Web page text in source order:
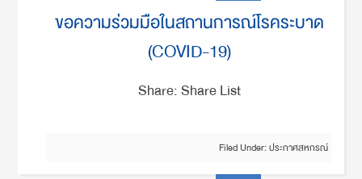
ขอความร่วมมือในสถานการณ์โรคระบาด
(COVID-19)
Share: Share List
Filed Under:ประกาศสหกรณ์